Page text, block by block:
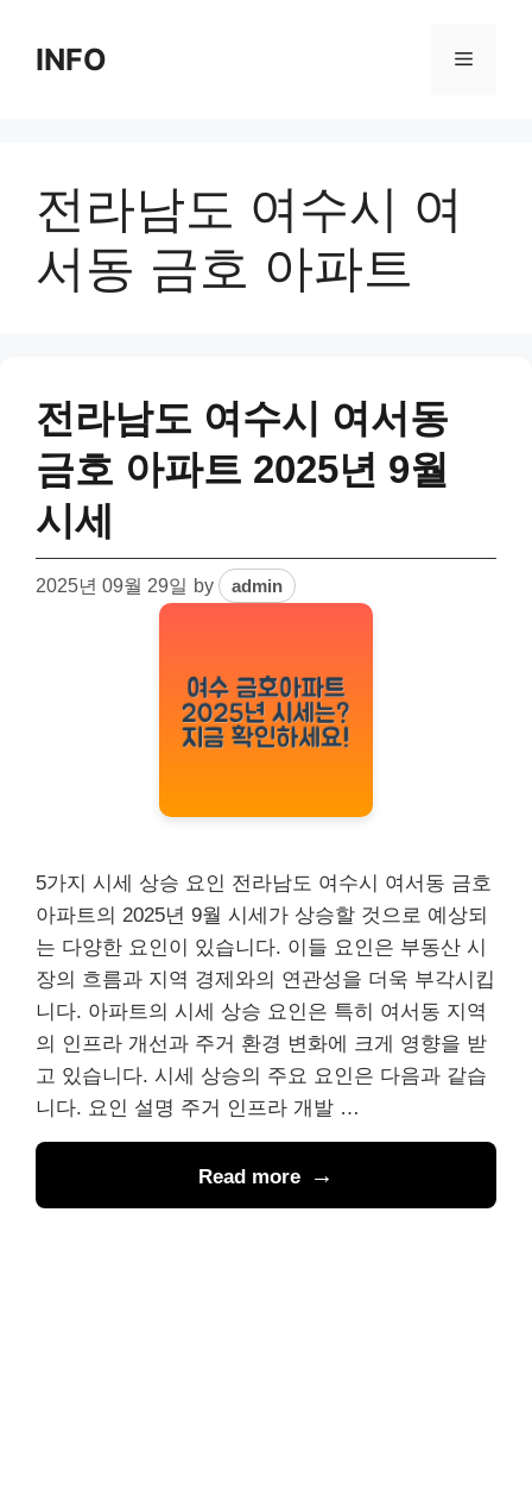
contentINFO Menu
전라남도 여수시 여
서동 금호 아파트
전라남도 여수시 여서동
금호 아파트 2025년 9월
시세
2025년 09월 29일 by admin
5가지 시세 상승 요인 전라남도 여수시 여서동 금호
아파트의 2025년 9월 시세가 상승할 것으로 예상되
는 다양한 요인이 있습니다. 이들 요인은 부동산 시
장의 흐름과 지역 경제와의 연관성을 더욱 부각시킵
니다. 아파트의 시세 상승 요인은 특히 여서동 지역
의 인프라 개선과 주거 환경 변화에 크게 영향을 받
고 있습니다. 시세 상승의 주요 요인은 다음과 같습
니다. 요인 설명 주거 인프라 개발 …
Read more